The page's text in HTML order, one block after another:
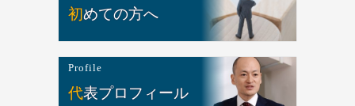
初めての方へ
Profile
代表プロフィール